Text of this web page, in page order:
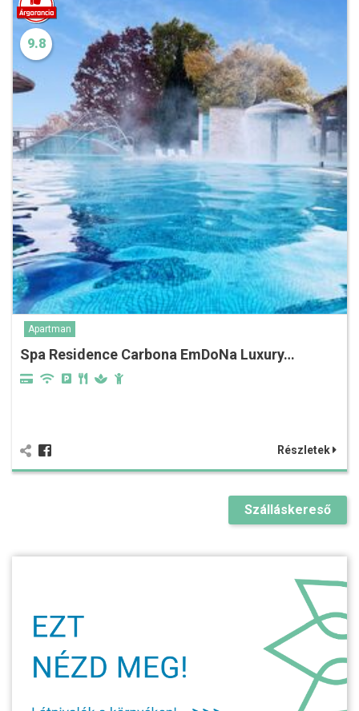
9.8
Apartman
Spa Residence Carbona EmDoNa Luxury…
Részletek
Szálláskereső